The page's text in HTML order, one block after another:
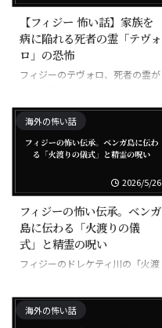
【フィジー 怖い話】家族を
病に陥れる死者の霊「テヴォ
ロ」の恐怖
フィジーのテヴォロ、死者の霊が
海外の怖い話
2026/5/26
フィジーの怖い伝承。ベンガ
島に伝わる「火渡りの儀
式」と精霊の呪い
フィジーのドレケティ川の「火渡
く超自然の力
海外の怖い話